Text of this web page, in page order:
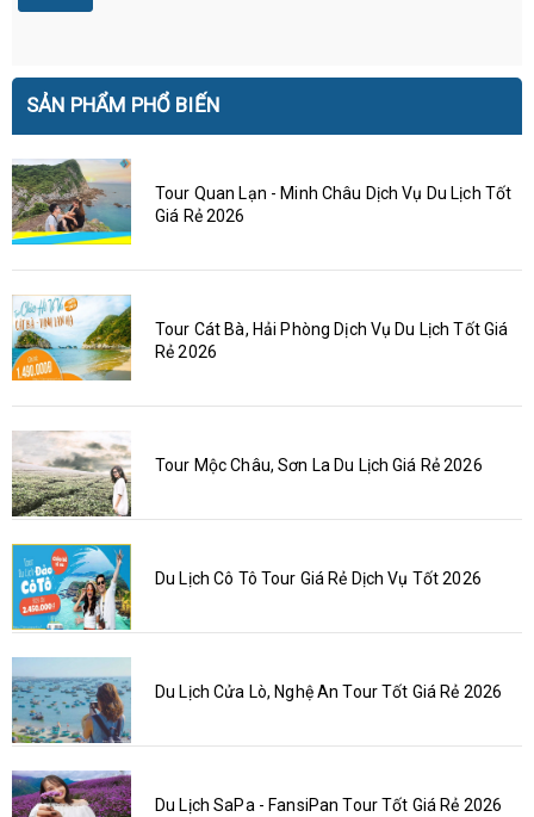
SẢN PHẨM PHỔ BIẾN
Tour Quan Lạn - Minh Châu Dịch Vụ Du Lịch Tốt
Giá Rẻ 2026
Tour Cát Bà, Hải Phòng Dịch Vụ Du Lịch Tốt Giá
Rẻ 2026
Tour Mộc Châu, Sơn La Du Lịch Giá Rẻ 2026
Du Lịch Cô Tô Tour Giá Rẻ Dịch Vụ Tốt 2026
Du Lịch Cửa Lò, Nghệ An Tour Tốt Giá Rẻ 2026
Du Lịch SaPa - FansiPan Tour Tốt Giá Rẻ 2026